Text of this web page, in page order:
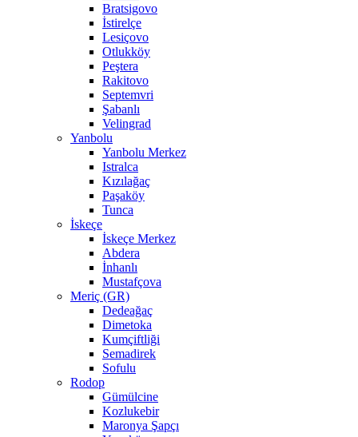
Bratsigovo
İstirelçe
Lesiçovo
Otlukköy
Peştera
Rakitovo
Septemvri
Şabanlı
Velingrad
Yanbolu
Yanbolu Merkez
Istralca
Kızılağaç
Paşaköy
Tunca
İskeçe
İskeçe Merkez
Abdera
İnhanlı
Mustafçova
Meriç (GR)
Dedeağaç
Dimetoka
Kumçiftliği
Semadirek
Sofulu
Rodop
Gümülcine
Kozlukebir
Maronya Şapçı